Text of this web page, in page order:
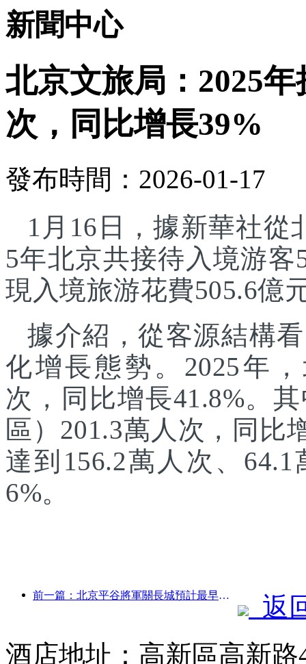
新聞中心
北京文旅局：2025
次，同比增長39%
發布時間：2026-01-17
1月16日，據新華社從
5年北京共接待入境游客
現入境旅游花費505.6億
據介紹，從客源結構
化增長態勢。2025年
次，同比增長41.8%。
區）201.3萬人次，同比
達到156.2萬人次、
6%。
前一篇：北京平谷將軍關長城預計最早于2026年底開門迎客
返
酒店地址：高新區高新路